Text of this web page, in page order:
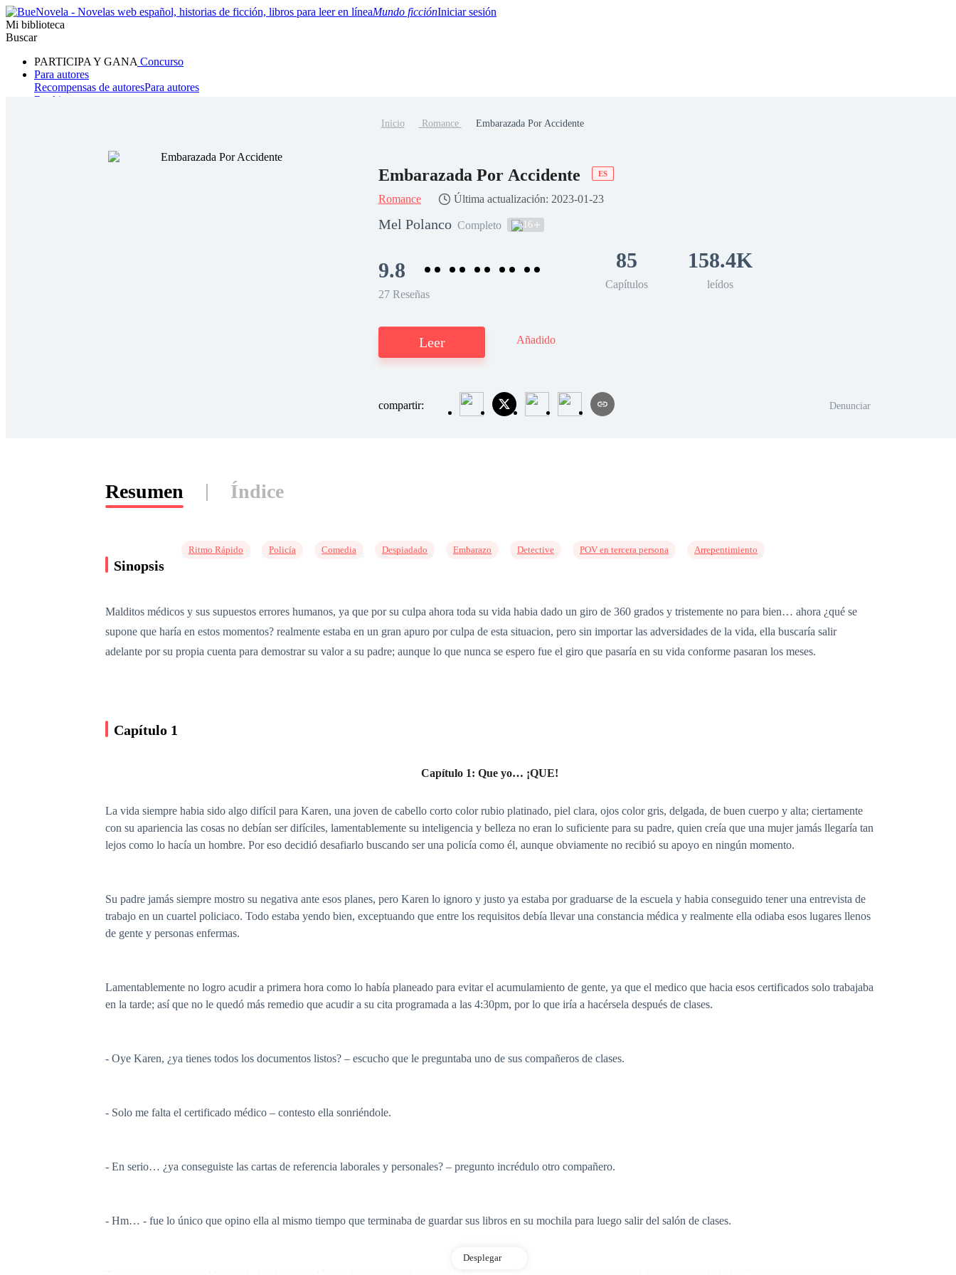
Mundo ficciónIniciar sesión
Mi biblioteca
Buscar
PARTICIPA Y GANA Concurso
Para autores
Recompensas de autoresPara autores
Ranking
Hombre lobo Mafia Sistema Fantasía Urbano
Inicio Romance Embarazada Por Accidente
Embarazada Por Accidente ES
Romance Última actualización: 2023-01-23
Mel Polanco Completo 16
9.8
27 Reseñas
85
Capítulos
158.4K
leídos
Leer Añadido
compartir: Denunciar
Resumen Índice
Sinopsis
Ritmo Rápido Policía Comedia Despiadado Embarazo Detective POV en tercera persona Arrepentimiento
Malditos médicos y sus supuestos errores humanos, ya que por su culpa ahora toda su vida habia dado un giro de 360 grados y tristemente no para bien… ahora ¿qué se
supone que haría en estos momentos? realmente estaba en un gran apuro por culpa de esta situacion, pero sin importar las adversidades de la vida, ella buscaría salir
adelante por su propia cuenta para demostrar su valor a su padre; aunque lo que nunca se espero fue el giro que pasaría en su vida conforme pasaran los meses.
Capítulo 1
Capítulo 1: Que yo… ¡QUE!
La vida siempre habia sido algo difícil para Karen, una joven de cabello corto color rubio platinado, piel clara, ojos color gris, delgada, de buen cuerpo y alta; ciertamente
con su apariencia las cosas no debían ser difíciles, lamentablemente su inteligencia y belleza no eran lo suficiente para su padre, quien creía que una mujer jamás llegaría tan
lejos como lo hacía un hombre. Por eso decidió desafiarlo buscando ser una policía como él, aunque obviamente no recibió su apoyo en ningún momento.
Su padre jamás siempre mostro su negativa ante esos planes, pero Karen lo ignoro y justo ya estaba por graduarse de la escuela y habia conseguido tener una entrevista de
trabajo en un cuartel policiaco. Todo estaba yendo bien, exceptuando que entre los requisitos debía llevar una constancia médica y realmente ella odiaba esos lugares llenos
de gente y personas enfermas.
Lamentablemente no logro acudir a primera hora como lo había planeado para evitar el acumulamiento de gente, ya que el medico que hacia esos certificados solo trabajaba
en la tarde; así que no le quedó más remedio que acudir a su cita programada a las 4:30pm, por lo que iría a hacérsela después de clases.
- Oye Karen, ¿ya tienes todos los documentos listos? – escucho que le preguntaba uno de sus compañeros de clases.
- Solo me falta el certificado médico – contesto ella sonriéndole.
- En serio… ¿ya conseguiste las cartas de referencia laborales y personales? – pregunto incrédulo otro compañero.
- Hm… - fue lo único que opino ella al mismo tiempo que terminaba de guardar sus libros en su mochila para luego salir del salón de clases.
Desplegar